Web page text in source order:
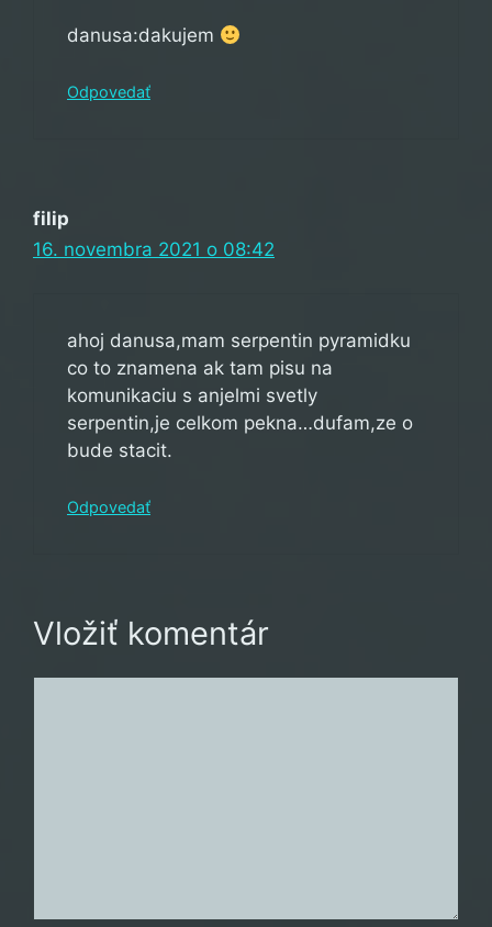
danusa:dakujem
Odpovedať
filip
16. novembra 2021 o 08:42
ahoj danusa,mam serpentin pyramidku
co to znamena ak tam pisu na
komunikaciu s anjelmi svetly
serpentin,je celkom pekna…dufam,ze o
bude stacit.
Odpovedať
Vložiť komentár